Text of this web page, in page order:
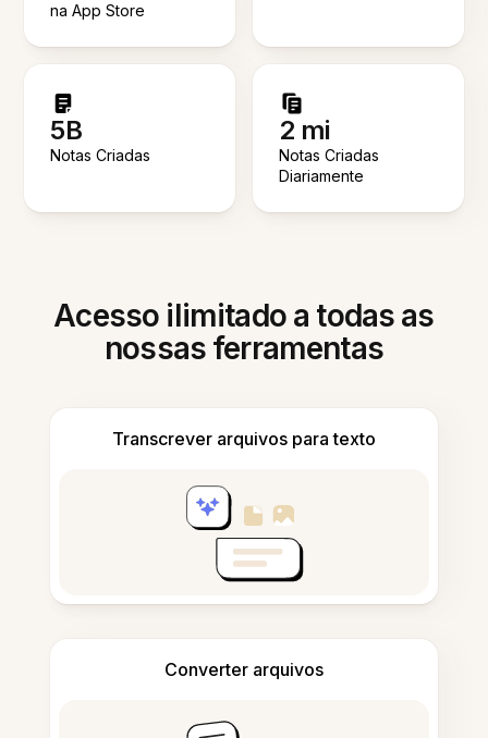
na App Store
5B
Notas Criadas
2 mi
Notas Criadas
Diariamente
Acesso ilimitado a todas as
nossas ferramentas
Transcrever arquivos para texto
Converter arquivos